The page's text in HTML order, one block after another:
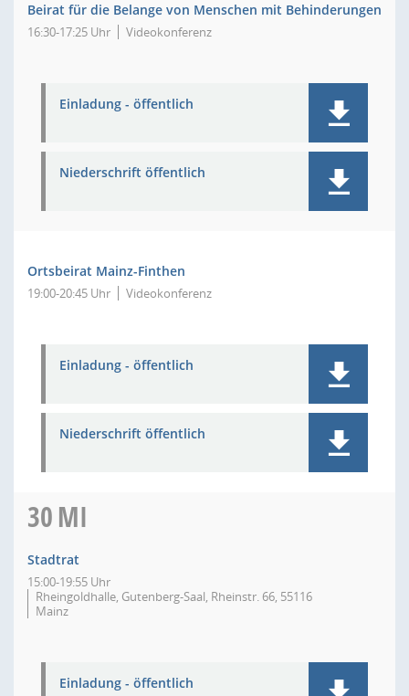
Beirat für die Belange von Menschen mit Behinderungen
16:30-17:25 Uhr Videokonferenz
Einladung - öffentlich
Niederschrift öffentlich
Ortsbeirat Mainz-Finthen
19:00-20:45 Uhr Videokonferenz
Einladung - öffentlich
Niederschrift öffentlich
30MI
Stadtrat
15:00-19:55 Uhr
Rheingoldhalle, Gutenberg-Saal, Rheinstr. 66, 55116
Mainz
Einladung - öffentlich